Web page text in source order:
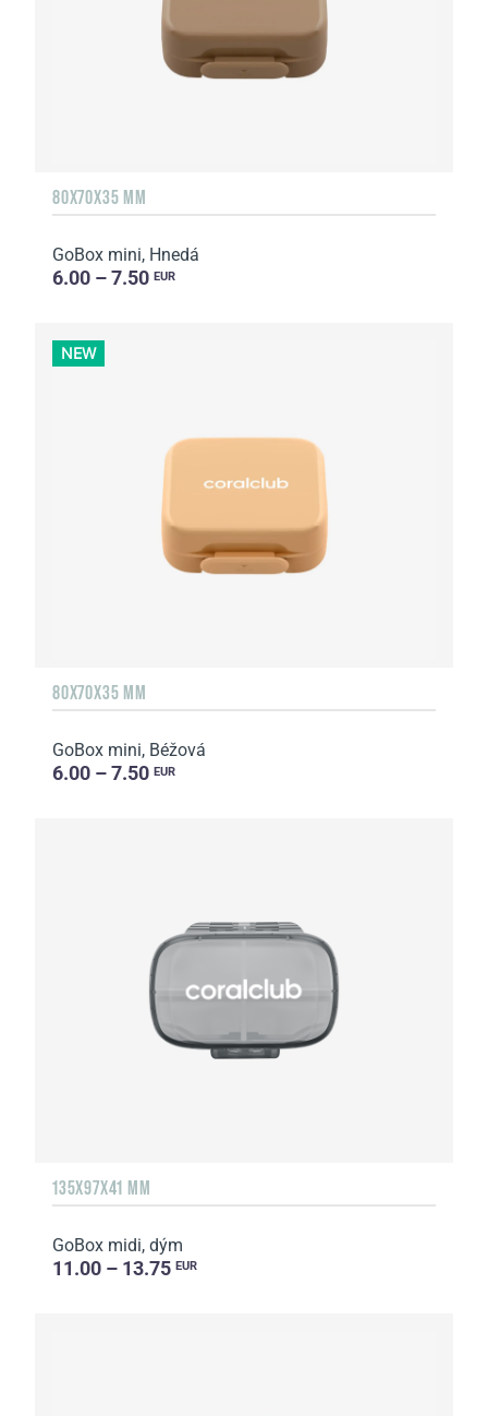
80X70X35 MM
GoBox mini, Hnedá
6.00 – 7.50 EUR
NEW
80X70X35 MM
GoBox mini, Béžová
6.00 – 7.50 EUR
135Х97Х41 MM
GoBox midi, dým
11.00 – 13.75 EUR